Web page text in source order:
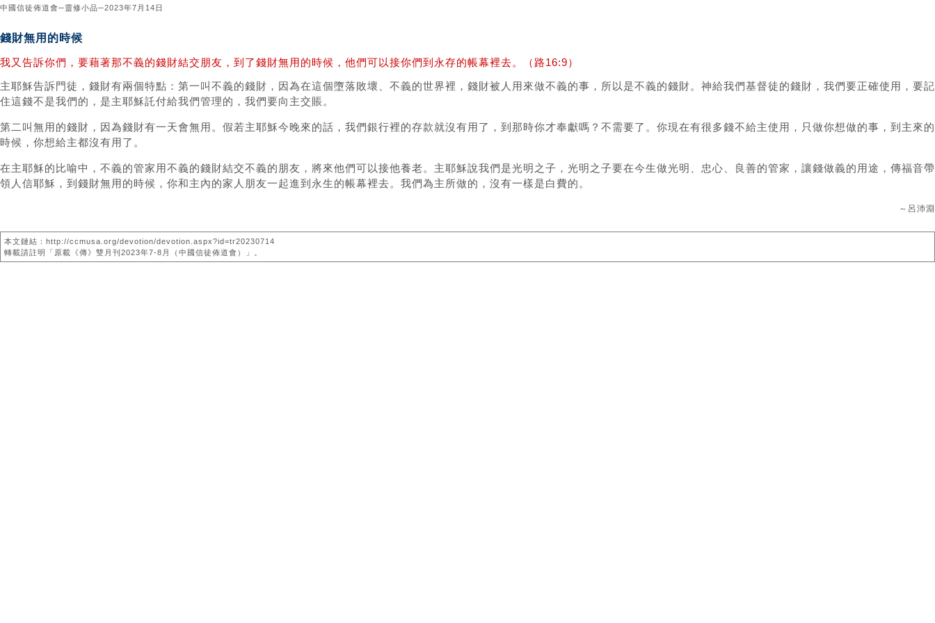
中國信徒佈道會─靈修小品─2023年7月14日
錢財無用的時候
我又告訴你們，要藉著那不義的錢財結交朋友，到了錢財無用的時候，他們可以接你們到永存的帳幕裡去。（路16:9）
主耶穌告訴門徒，錢財有兩個特點：第一叫不義的錢財，因為在這個墮落敗壞、不義的世界裡，錢財被人用來做不義的事，所以是不義的錢財。神給我們基督徒的錢財，我們要正確使用，要記
住這錢不是我們的，是主耶穌託付給我們管理的，我們要向主交賬。
第二叫無用的錢財，因為錢財有一天會無用。假若主耶穌今晚來的話，我們銀行裡的存款就沒有用了，到那時你才奉獻嗎？不需要了。你現在有很多錢不給主使用，只做你想做的事，到主來的
時候，你想給主都沒有用了。
在主耶穌的比喻中，不義的管家用不義的錢財結交不義的朋友，將來他們可以接他養老。主耶穌說我們是光明之子，光明之子要在今生做光明、忠心、良善的管家，讓錢做義的用途，傳福音帶
領人信耶穌，到錢財無用的時候，你和主內的家人朋友一起進到永生的帳幕裡去。我們為主所做的，沒有一樣是白費的。
～呂沛淵
本文鏈結：http://ccmusa.org/devotion/devotion.aspx?id=tr20230714
轉載請註明「原載《傳》雙月刊2023年7-8月（中國信徒佈道會）」。